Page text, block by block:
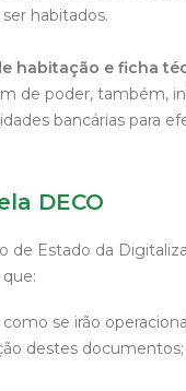
habitados.
habitação e ficha
de poder, também,
bancárias para
DECO
de Estado da
se irão
destes documentos;